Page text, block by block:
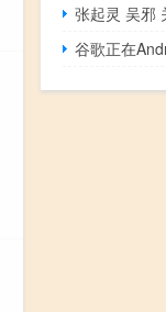
张起灵 吴邪